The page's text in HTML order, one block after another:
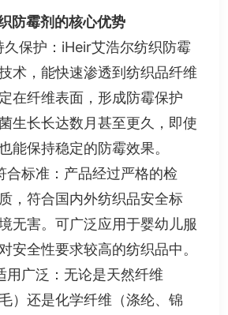
防霉剂的核心优势
久保护：iHeir艾浩尔纺织防霉
术，能快速渗透到纺织品纤维
在纤维表面，形成防霉保护
生长长达数月甚至更久，即使
能保持稳定的防霉效果。
合标准：产品经过严格的检
，符合国内外纺织品安全标
无害。可广泛应用于婴幼儿服
安全性要求较高的纺织品中。
用广泛：无论是天然纤维
）还是化学纤维（涤纶、锦